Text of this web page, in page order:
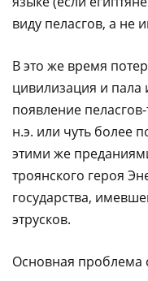
виду пеласгов, а не
В это же время
цивилизация и пала
появление
н.э. или чуть более
этими же
троянского героя
государства,
этрусков.
Основная проблема